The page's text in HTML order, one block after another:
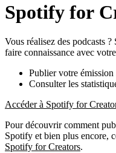
Spotify for
Vous réalisez des podcasts
faire connaissance avec
Publier votre
Consulter les
Accéder à Spotify for
Pour découvrir comment
Spotify et bien plus encore,
Spotify for Creators.